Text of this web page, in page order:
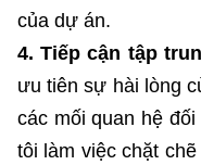
của dự án.
4. Tiếp cận tập
ưu tiên sự hài lòng
các mối quan hệ
tôi làm việc chặt